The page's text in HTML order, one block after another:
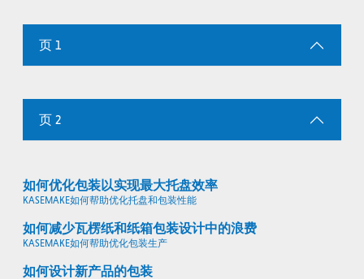
页 1
页 2
如何优化包装以实现最大托盘效率
KASEMAKE如何帮助优化托盘和包装性能
如何减少瓦楞纸和纸箱包装设计中的浪费
KASEMAKE如何帮助优化包装生产
如何设计新产品的包装